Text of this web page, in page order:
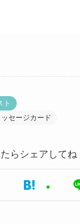
ト
ッセージカード
らシェアしてね